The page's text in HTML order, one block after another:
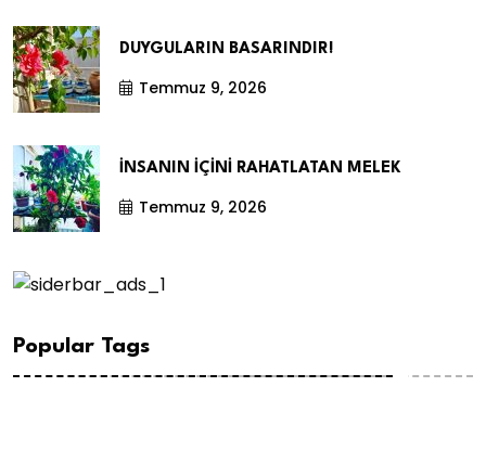
DUYGULARIN BASARINDIR!
Temmuz 9, 2026
İNSANIN İÇİNİ RAHATLATAN MELEK
Temmuz 9, 2026
Popular Tags